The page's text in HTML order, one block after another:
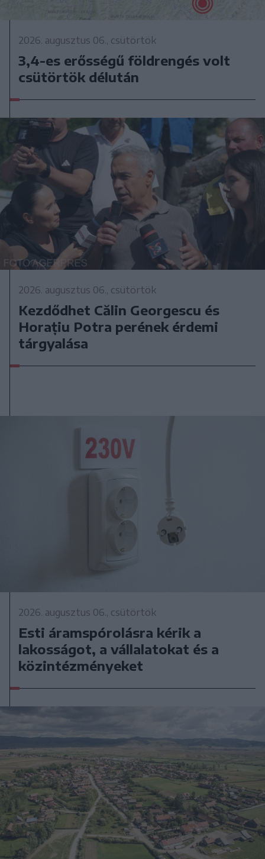
2026. augusztus 06., csütörtök
3,4-es erősségű földrengés volt
csütörtök délután
2026. augusztus 06., csütörtök
Kezdődhet Călin Georgescu és
Horațiu Potra perének érdemi
tárgyalása
2026. augusztus 06., csütörtök
Esti áramspórolásra kérik a
lakosságot, a vállalatokat és a
közintézményeket